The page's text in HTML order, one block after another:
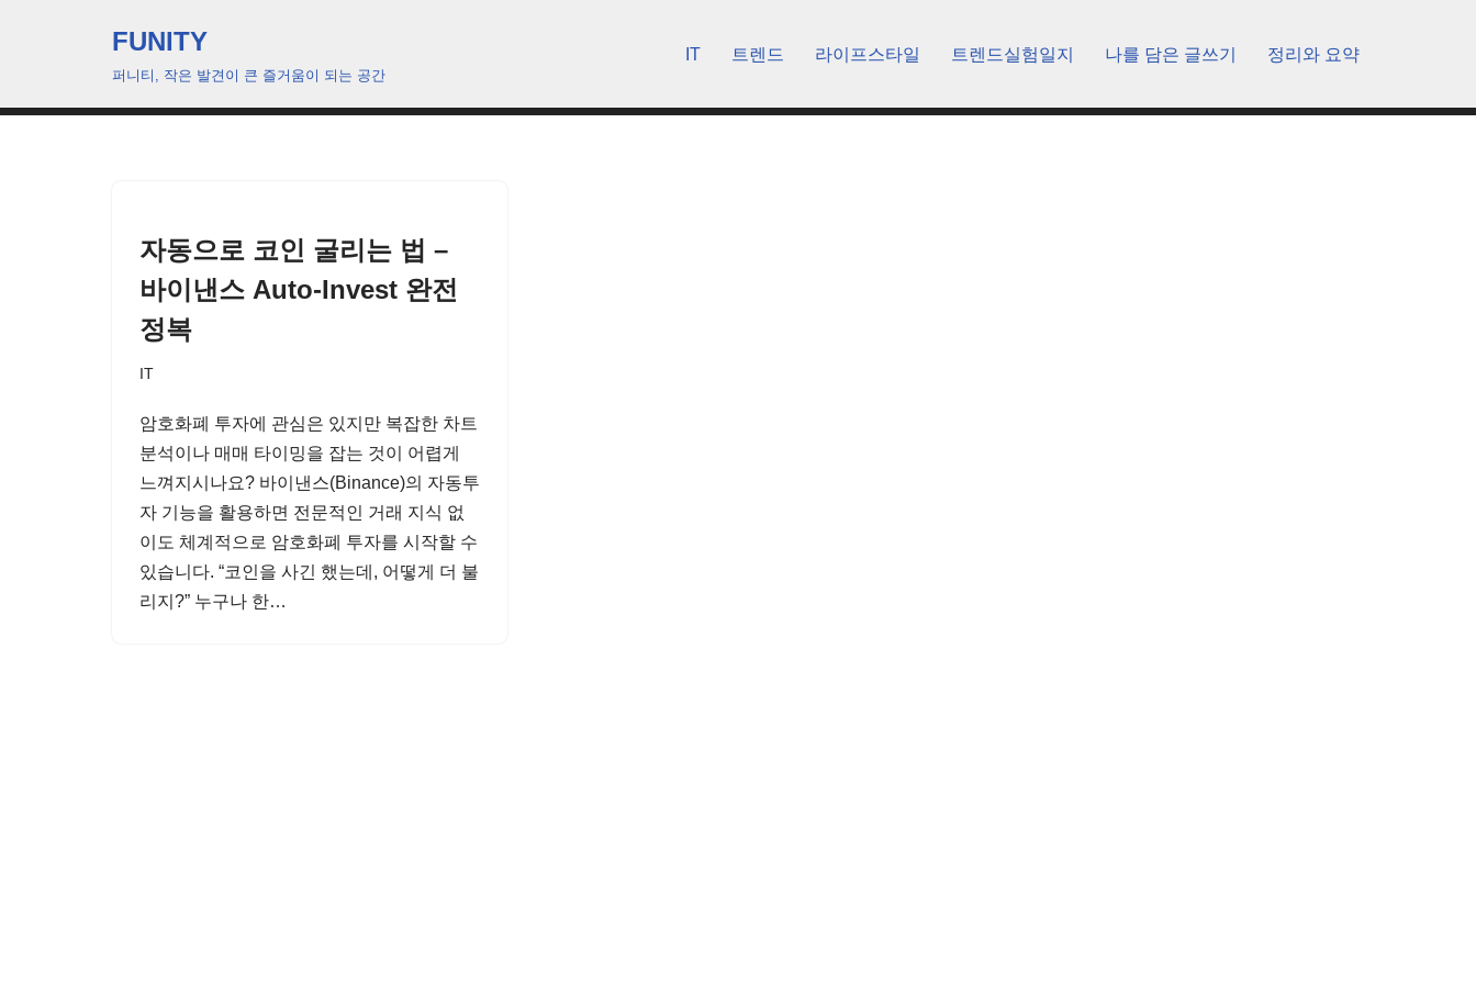
츠
FUNITY
퍼니티, 작은 발견이 큰 즐거움이 되는 공간
IT 트렌드 라이프스타일 트렌드실험일지 나를 담은 글쓰기 정리와 요약
자동으로 코인 굴리는 법 –
바이낸스 Auto-Invest 완전
정복
IT
암호화폐 투자에 관심은 있지만 복잡한 차트
분석이나 매매 타이밍을 잡는 것이 어렵게
느껴지시나요? 바이낸스(Binance)의 자동투
자 기능을 활용하면 전문적인 거래 지식 없
이도 체계적으로 암호화폐 투자를 시작할 수
있습니다. “코인을 사긴 했는데, 어떻게 더 불
리지?” 누구나 한…